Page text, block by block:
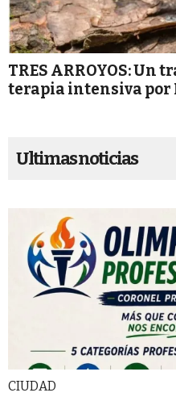
TRES ARROYOS:
terapia intensiva
Ultimas noticias
CIUDAD